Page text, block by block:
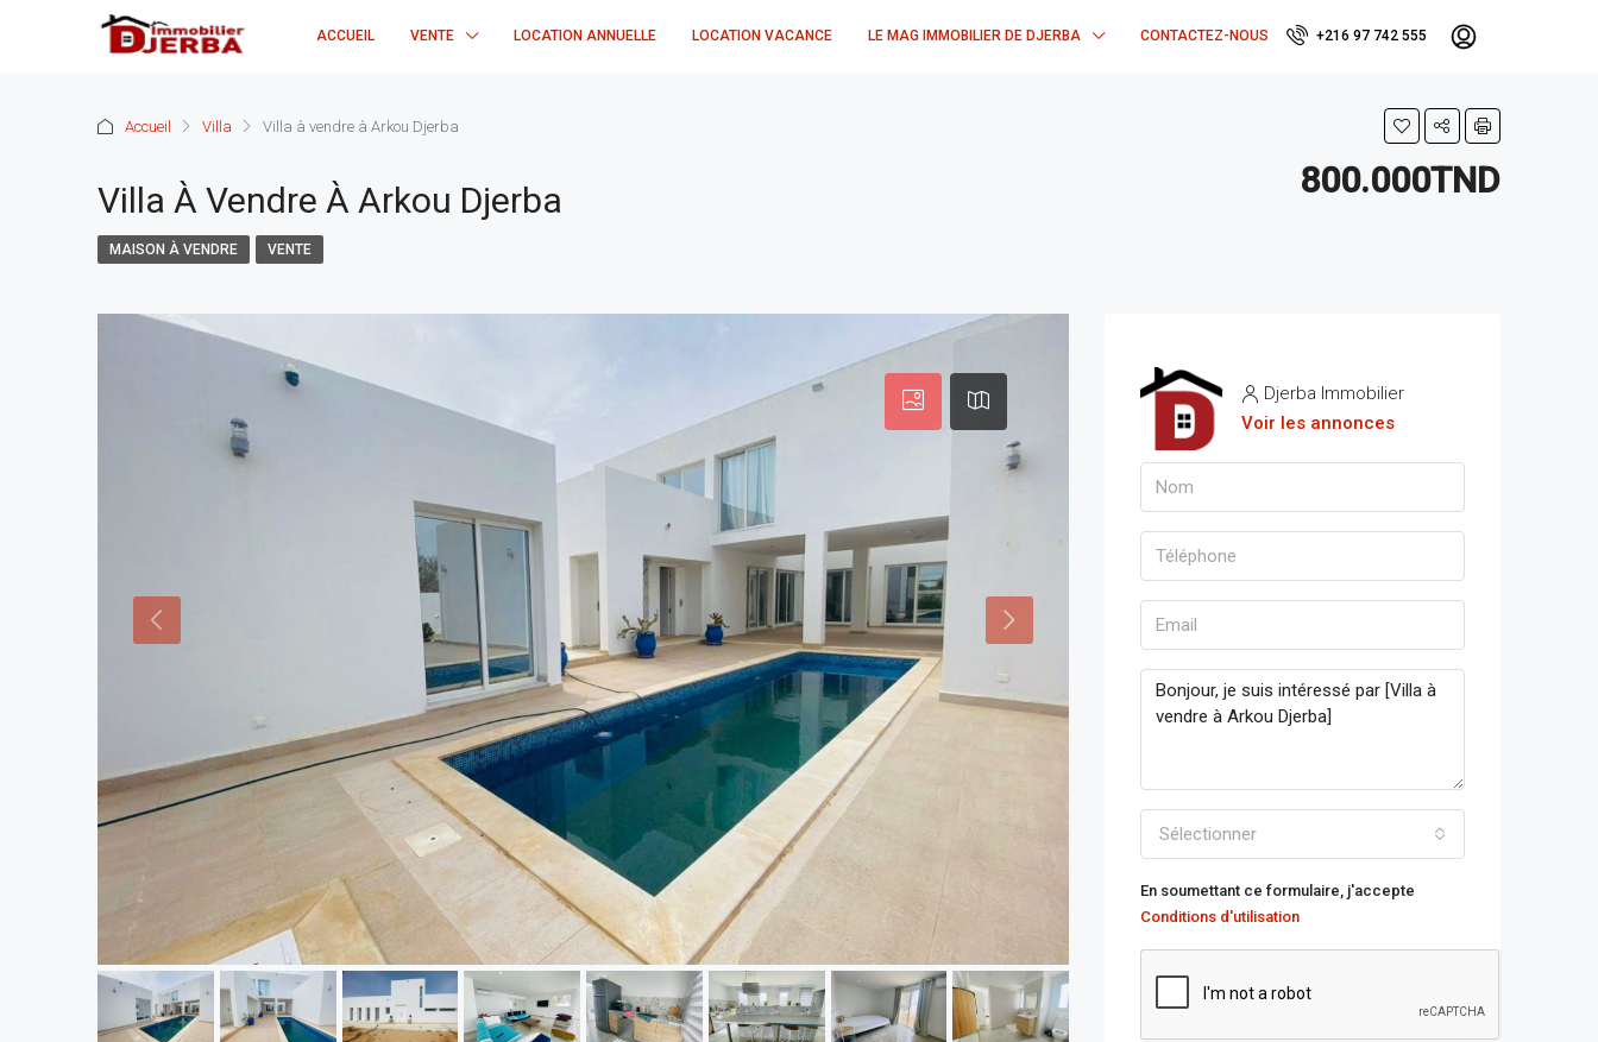
ACCUEIL VENTE LOCATION ANNUELLE LOCATION VACANCE LE MAG IMMOBILIER DE DJERBA CONTACTEZ-NOUS +216 97 742 555
Accueil Villa Villa à vendre à Arkou Djerba
Villa À Vendre À Arkou Djerba 800.000TND
MAISON À VENDRE VENTE
Djerba Immobilier
Voir les annonces
Sélectionner
En soumettant ce formulaire, j'accepte
Conditions d'utilisation